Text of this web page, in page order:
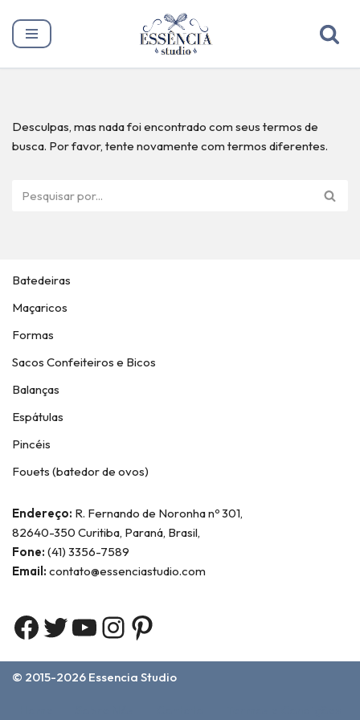
Pular
Desculpas, mas nada foi encontrado com seus termos de
busca. Por favor, tente novamente com termos diferentes.
Batedeiras
Maçaricos
Formas
Sacos Confeiteiros e Bicos
Balanças
Espátulas
Pincéis
Fouets (batedor de ovos)
Endereço: R. Fernando de Noronha nº 301,
82640-350 Curitiba, Paraná, Brasil,
Fone: (41) 3356-7589
Email: contato@essenciastudio.com
© 2015-2026 Essencia Studio